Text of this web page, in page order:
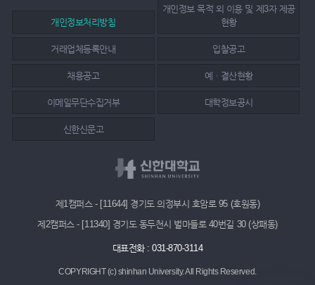
개인정보처리방침
개인정보 목적 외 이용 및 제3자 제공
현황
거래업체등록안내 입찰공고
채용공고 예ㆍ결산현황
이메일무단수집거부 대학정보공시
신한신문고
제1캠퍼스 - [11644] 경기도 의정부시 호암로 95 (호원동)
제2캠퍼스 - [11340] 경기도 동두천시 벌마들로 40번길 30 (상패동)
대표전화 : 031-870-3114
COPYRIGHT (c) shinhan University.All Rights Reserved.